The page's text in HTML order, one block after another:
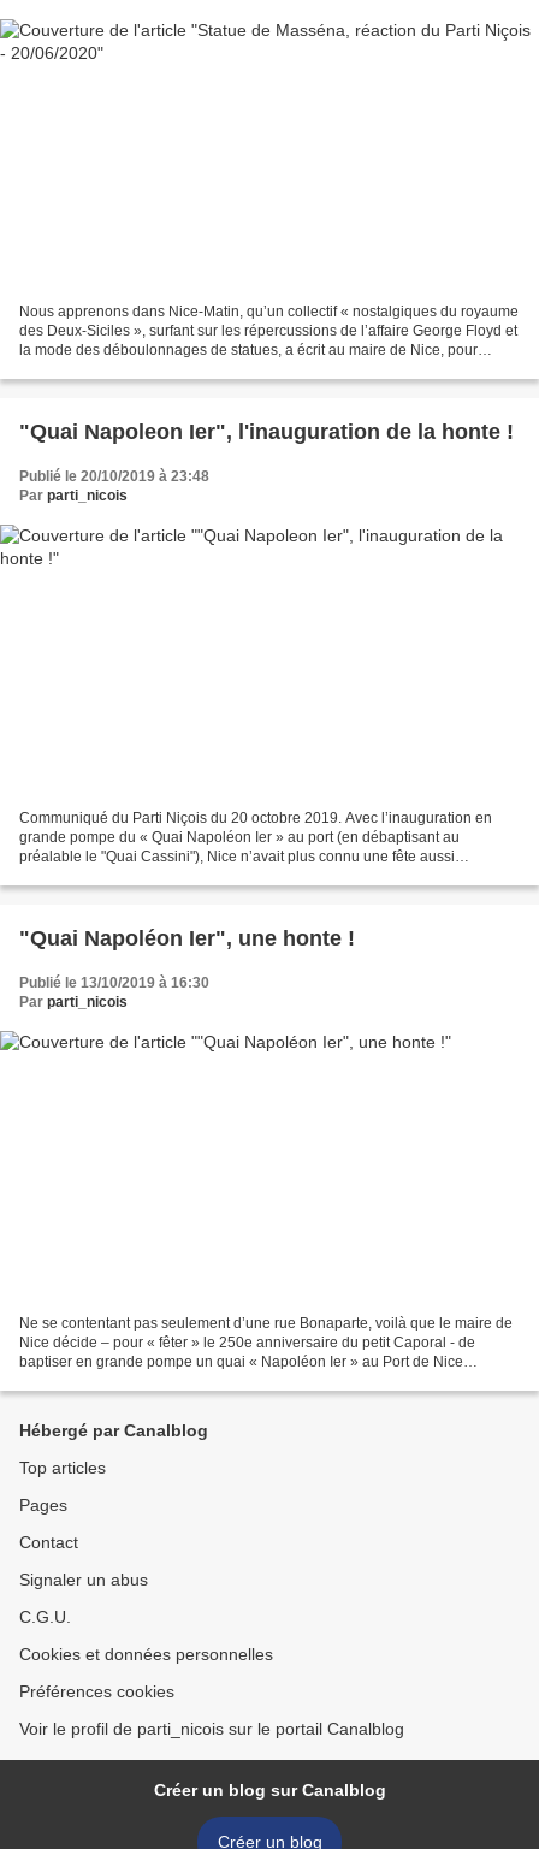
Nous apprenons dans Nice-Matin, qu’un collectif « nostalgiques du royaume
des Deux-Siciles », surfant sur les répercussions de l’affaire George Floyd et
la mode des déboulonnages de statues, a écrit au maire de Nice, pour
"Quai Napoleon Ier", l'inauguration de la honte !
Publié le 20/10/2019 à 23:48
Par parti_nicois
Communiqué du Parti Niçois du 20 octobre 2019. Avec l’inauguration en
grande pompe du « Quai Napoléon Ier » au port (en débaptisant au
préalable le "Quai Cassini"), Nice n’avait plus connu une fête aussi
"Quai Napoléon Ier", une honte !
Publié le 13/10/2019 à 16:30
Par parti_nicois
Ne se contentant pas seulement d’une rue Bonaparte, voilà que le maire de
Nice décide – pour « fêter » le 250e anniversaire du petit Caporal - de
baptiser en grande pompe un quai « Napoléon Ier » au Port de Nice
Hébergé par Canalblog
Top articles
Pages
Contact
Signaler un abus
C.G.U.
Cookies et données personnelles
Préférences cookies
Voir le profil de parti_nicois sur le portail Canalblog
Créer un blog sur Canalblog
Créer un blog